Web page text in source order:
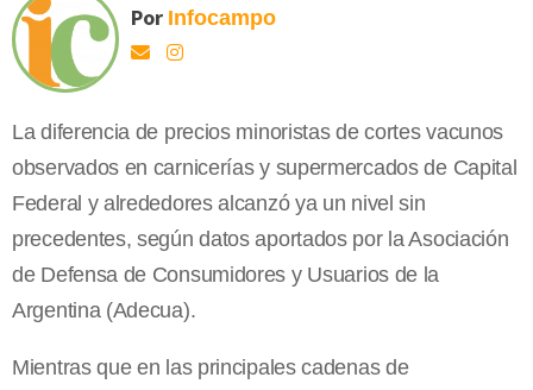
Por Infocampo
La diferencia de precios minoristas de cortes vacunos
observados en carnicerías y supermercados de Capital
Federal y alrededores alcanzó ya un nivel sin
precedentes, según datos aportados por la Asociación
de Defensa de Consumidores y Usuarios de la
Argentina (Adecua).
Mientras que en las principales cadenas de